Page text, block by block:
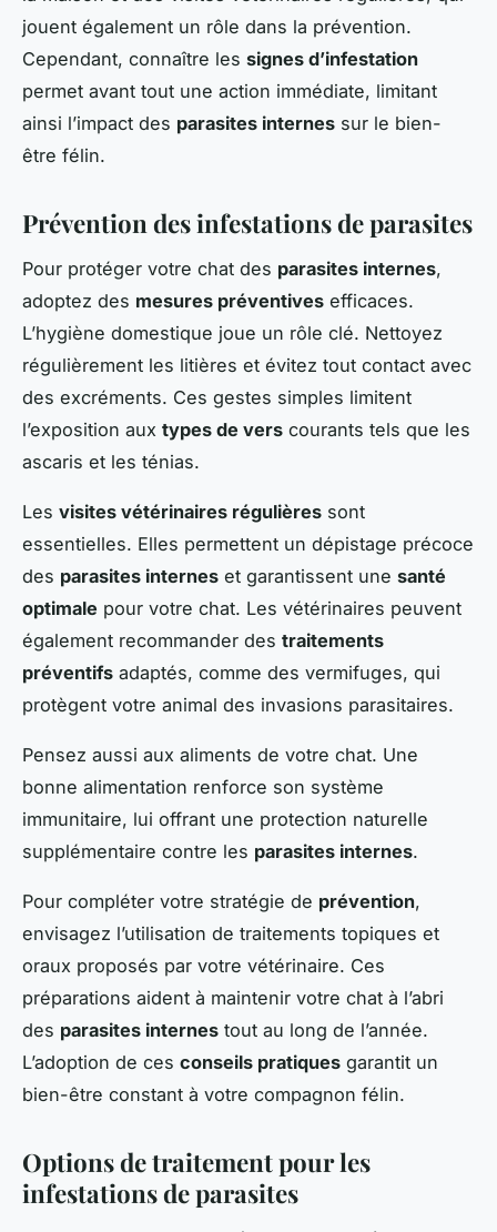
jouent également un rôle dans la prévention.
Cependant, connaître les signes d’infestation
permet avant tout une action immédiate, limitant
ainsi l’impact des parasites internes sur le bien-
être félin.
Prévention des infestations de parasites
Pour protéger votre chat des parasites internes,
adoptez des mesures préventives efficaces.
L’hygiène domestique joue un rôle clé. Nettoyez
régulièrement les litières et évitez tout contact avec
des excréments. Ces gestes simples limitent
l’exposition aux types de vers courants tels que les
ascaris et les ténias.
Les visites vétérinaires régulières sont
essentielles. Elles permettent un dépistage précoce
des parasites internes et garantissent une santé
optimale pour votre chat. Les vétérinaires peuvent
également recommander des traitements
préventifs adaptés, comme des vermifuges, qui
protègent votre animal des invasions parasitaires.
Pensez aussi aux aliments de votre chat. Une
bonne alimentation renforce son système
immunitaire, lui offrant une protection naturelle
supplémentaire contre les parasites internes.
Pour compléter votre stratégie de prévention,
envisagez l’utilisation de traitements topiques et
oraux proposés par votre vétérinaire. Ces
préparations aident à maintenir votre chat à l’abri
des parasites internes tout au long de l’année.
L’adoption de ces conseils pratiques garantit un
bien-être constant à votre compagnon félin.
Options de traitement pour les
infestations de parasites